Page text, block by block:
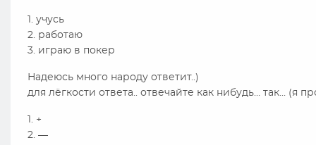
1. учусь
2. работаю
3. играю в покер
Надеюсь много народу ответит..)
для лёгкости ответа.. отвечайте как нибудь… так… (я
1. +
2. —